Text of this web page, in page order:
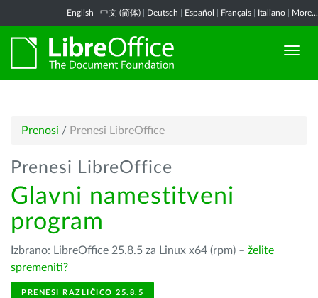
English 中文 (简体) Deutsch Español Français Italiano More...
Prenosi / Prenesi LibreOffice
Prenesi LibreOffice
Glavni namestitveni
program
Izbrano: LibreOffice 25.8.5 za Linux x64 (rpm) – želite
spremeniti?
PRENESI RAZLIČICO 25.8.5